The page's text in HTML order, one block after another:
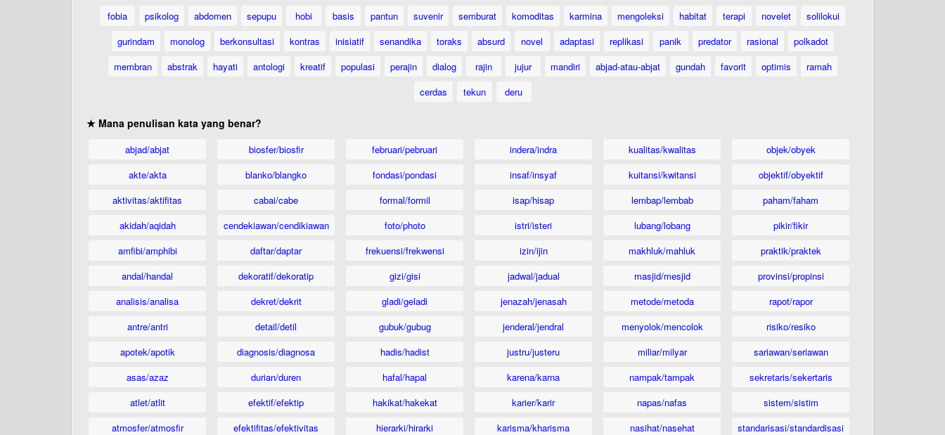
fobia psikolog abdomen sepupu hobi basis pantun suvenir semburat komoditas karmina mengoleksi habitat terapi novelet
solilokui
gurindam
monolog berkonsultasi kontras inisiatif senandika toraks absurd novel adaptasi replikasi panik predator rasional
polkadot
membran
abstrak hayati antologi kreatif populasi perajin dialog rajin jujur mandiri abjad-atau-abjat gundah favorit optimis
ramah
cerdas
tekun deru
★ Mana penulisan kata yang benar?
abjad/abjat
akte/akta
aktivitas/aktifitas
akidah/aqidah
amfibi/amphibi
andal/handal
analisis/analisa
antre/antri
apotek/apotik
asas/azaz
atlet/atlit
atmosfer/atmosfir
biosfer/biosfir
blanko/blangko
cabai/cabe
cendekiawan/cendikiawan
daftar/daptar
dekoratif/dekoratip
dekret/dekrit
detail/detil
diagnosis/diagnosa
durian/duren
efektif/efektip
efektifitas/efektivitas
februari/pebruari
fondasi/pondasi
formal/formil
foto/photo
frekuensi/frekwensi
gizi/gisi
gladi/geladi
gubuk/gubug
hadis/hadist
hafal/hapal
hakikat/hakekat
hierarki/hirarki
indera/indra
insaf/insyaf
isap/hisap
istri/isteri
izin/ijin
jadwal/jadual
jenazah/jenasah
jenderal/jendral
justru/justeru
karena/karna
karier/karir
karisma/kharisma
kualitas/kwalitas
kuitansi/kwitansi
lembap/lembab
lubang/lobang
makhluk/mahluk
masjid/mesjid
metode/metoda
menyolok/mencolok
miliar/milyar
nampak/tampak
napas/nafas
nasihat/nasehat
objek/obyek
objektif/obyektif
paham/faham
pikir/fikir
praktik/praktek
provinsi/propinsi
rapot/rapor
risiko/resiko
sariawan/seriawan
sekretaris/sekertaris
sistem/sistim
standarisasi/standardisasi